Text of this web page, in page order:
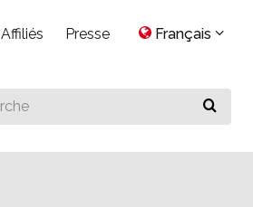
Affiliés Presse Français